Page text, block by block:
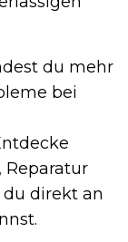
du mehr
bei
Reparatur
direkt an